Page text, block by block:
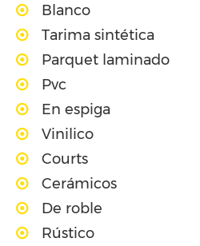
Blanco
Tarima sintética
Parquet laminado
Pvc
En espiga
Vinilico
Courts
Cerámicos
De roble
Rústico